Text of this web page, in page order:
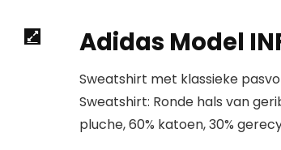
Adidas Model
Sweatshirt met klassieke
Sweatshirt: Ronde hals van
pluche, 60% katoen, 30%